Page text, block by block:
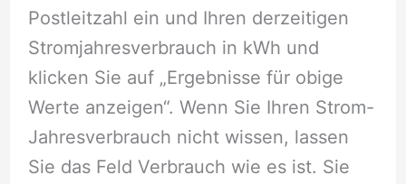
Postleitzahl ein und Ihren derzeitigen
Stromjahresverbrauch in kWh und
klicken Sie auf „Ergebnisse für obige
Werte anzeigen“. Wenn Sie Ihren Strom-
Jahresverbrauch nicht wissen, lassen
Sie das Feld Verbrauch wie es ist. Sie